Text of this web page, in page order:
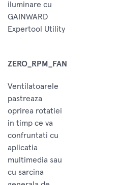
iluminare cu
GAINWARD
Expertool Utility
ZERO_RPM_FAN
Ventilatoarele
pastreaza
oprirea rotatiei
in timp ce va
confruntati cu
aplicatia
multimedia sau
cu sarcina